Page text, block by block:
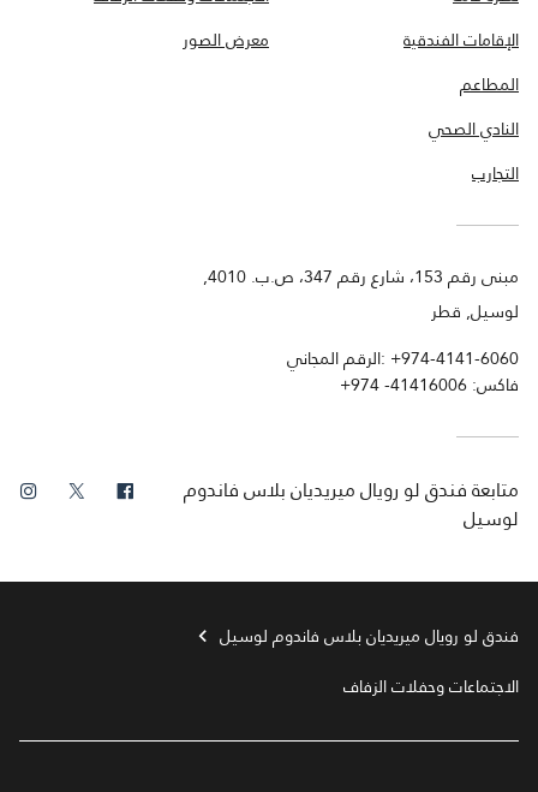
الإقامات الفندقية
المطاعم
النادي الصحي
التجارب
معرض الصور
مبنى رقم 153، شارع رقم 347، ص.ب. 4010,
لوسيل, قطر
الرقم المجاني: +974-4141-6060
فاكس:+974 -41416006
متابعةفندق لو رويال ميريديان بلاس فاندوم
لوسيل
فيس بوكتويتر
فندق لو رويال ميريديان بلاس فاندوم لوسيل
الاجتماعات وحفلات الزفاف